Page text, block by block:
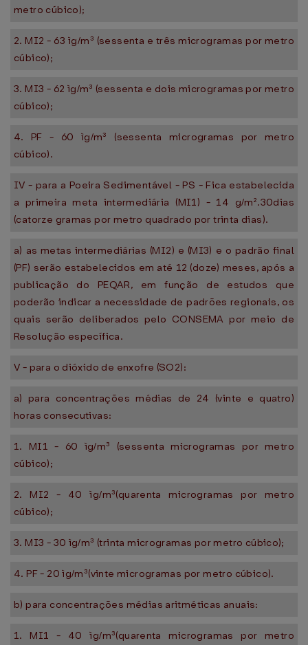
metro cúbico);
2. MI2 - 63 ìg/m³ (sessenta e três microgramas por metro
cúbico);
3. MI3 - 62 ìg/m³ (sessenta e dois microgramas por metro
cúbico);
4. PF - 60 ìg/m³ (sessenta microgramas por metro
cúbico).
IV - para a Poeira Sedimentável - PS - Fica estabelecida
a primeira meta intermediária (MI1) - 14 g/m².30dias
(catorze gramas por metro quadrado por trinta dias).
a) as metas intermediárias (MI2) e (MI3) e o padrão final
(PF) serão estabelecidos em até 12 (doze) meses, após a
publicação do PEQAR, em função de estudos que
poderão indicar a necessidade de padrões regionais, os
quais serão deliberados pelo CONSEMA por meio de
Resolução específica.
V - para o dióxido de enxofre (SO2):
a) para concentrações médias de 24 (vinte e quatro)
horas consecutivas:
1. MI1 - 60 ìg/m³ (sessenta microgramas por metro
cúbico);
2. MI2 - 40 ìg/m³(quarenta microgramas por metro
cúbico);
3. MI3 - 30 ìg/m³ (trinta microgramas por metro cúbico);
4. PF - 20 ìg/m³(vinte microgramas por metro cúbico).
b) para concentrações médias aritméticas anuais:
1. MI1 - 40 ìg/m³(quarenta microgramas por metro